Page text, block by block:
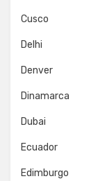
Cusco
Delhi
Denver
Dinamarca
Dubai
Ecuador
Edimburgo